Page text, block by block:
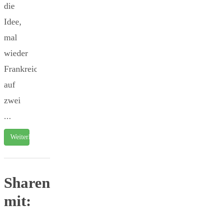
die
Idee,
mal
wieder
Frankreich
auf
zwei
...
Weiterlesen …
Sharen
mit: